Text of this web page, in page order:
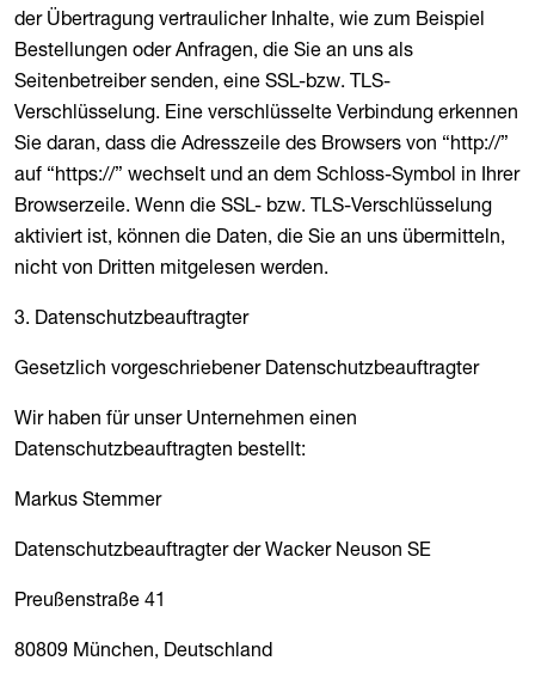
der Übertragung vertraulicher Inhalte, wie zum Beispiel
Bestellungen oder Anfragen, die Sie an uns als
Seitenbetreiber senden, eine SSL-bzw. TLS-
Verschlüsselung. Eine verschlüsselte Verbindung erkennen
Sie daran, dass die Adresszeile des Browsers von “http://”
auf “https://” wechselt und an dem Schloss-Symbol in Ihrer
Browserzeile. Wenn die SSL- bzw. TLS-Verschlüsselung
aktiviert ist, können die Daten, die Sie an uns übermitteln,
nicht von Dritten mitgelesen werden.
3. Datenschutzbeauftragter
Gesetzlich vorgeschriebener Datenschutzbeauftragter
Wir haben für unser Unternehmen einen
Datenschutzbeauftragten bestellt:
Markus Stemmer
Datenschutzbeauftragter der Wacker Neuson SE
Preußenstraße 41
80809 München, Deutschland